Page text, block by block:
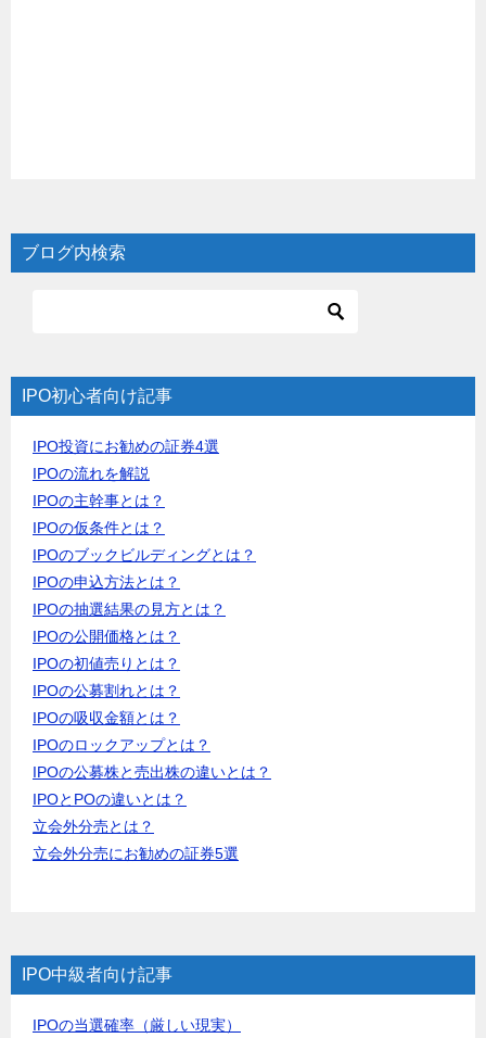
ブログ内検索
IPO初心者向け記事
IPO投資にお勧めの証券4選
IPOの流れを解説
IPOの主幹事とは？
IPOの仮条件とは？
IPOのブックビルディングとは？
IPOの申込方法とは？
IPOの抽選結果の見方とは？
IPOの公開価格とは？
IPOの初値売りとは？
IPOの公募割れとは？
IPOの吸収金額とは？
IPOのロックアップとは？
IPOの公募株と売出株の違いとは？
IPOとPOの違いとは？
立会外分売とは？
立会外分売にお勧めの証券5選
IPO中級者向け記事
IPOの当選確率（厳しい現実）